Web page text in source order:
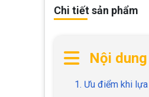
Chi tiết sản phẩm
Nội
1. Ưu điểm khi